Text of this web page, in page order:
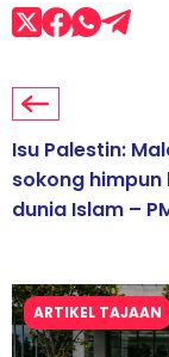
Isu Palestin:
sokong
dunia Islam –
ARTIKEL TAJAAN